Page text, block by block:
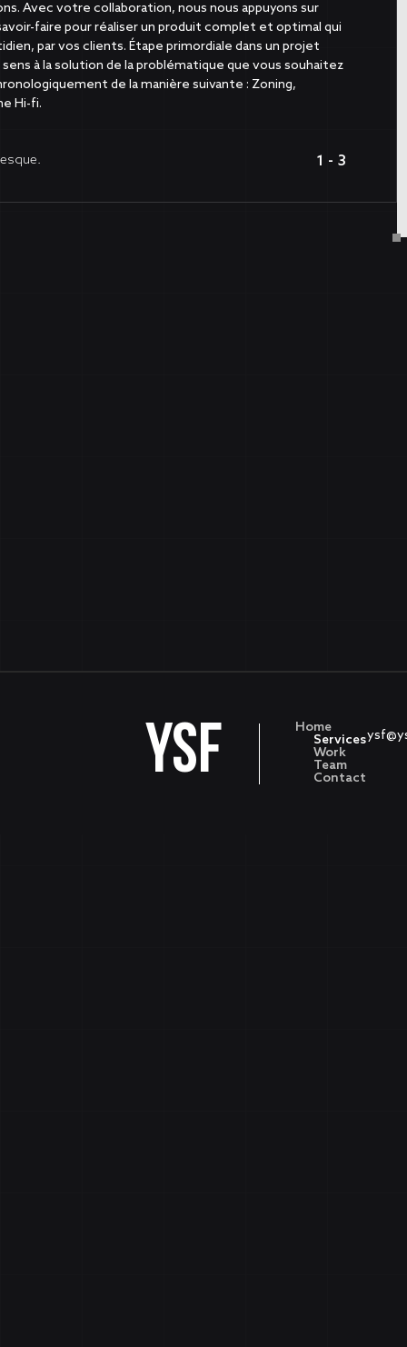
Avec votre collaboration, nous nous appuyons sur
faire pour réaliser un produit complet et optimal qui
par vos clients. Étape primordiale dans un projet
à la solution de la problématique que vous souhaitez
de la manière suivante : Zoning,
Hi-fi.
1 - 3
YSF
Home
Services
Work
Team
Contact